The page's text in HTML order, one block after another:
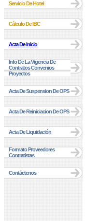
Servicio De Hotel
Cálculo De IBC
Acta De Inicio
Info De La Vigencia De
Contratos Convenios
Proyectos
Acta De Suspension De OPS
Acta De Reiniciacion De OPS
Acta De Liquidación
Formato Proveedores
Contratistas
Contáctenos